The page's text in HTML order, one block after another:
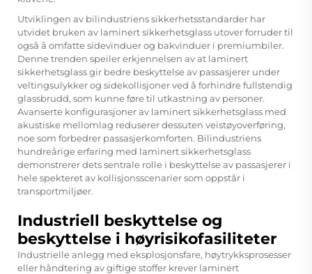
Utviklingen av bilindustriens sikkerhetsstandarder har
utvidet bruken av laminert sikkerhetsglass utover forruder til
også å omfatte sidevinduer og bakvinduer i premiumbiler.
Denne trenden speiler erkjennelsen av at laminert
sikkerhetsglass gir bedre beskyttelse av passasjerer under
veltingsulykker og sidekollisjoner ved å forhindre fullstendig
glassbrudd, som kunne føre til utkastning av personer.
Avanserte konfigurasjoner av laminert sikkerhetsglass med
akustiske mellomlag reduserer dessuten veistøyoverføring,
noe som forbedrer passasjerkomforten. Bilindustriens
hundreårige erfaring med laminert sikkerhetsglass
demonstrerer dets sentrale rolle i beskyttelse av passasjerer i
hele spekteret av kollisjonsscenarier som oppstår i
transportmiljøer.
Industriell beskyttelse og
beskyttelse i høyrisikofasiliteter
Industrielle anlegg med eksplosjonsfare, høytrykksprosesser
eller håndtering av giftige stoffer krever laminert